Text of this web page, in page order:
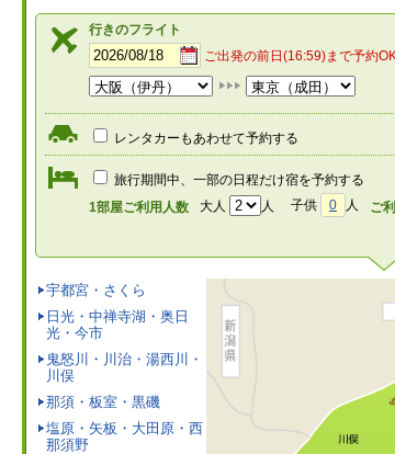
行きのフライト
ご出発の前日(16:59)まで予約OK
レンタカーもあわせて予約する
旅行期間中、一部の日程だけ宿を予約する
1部屋ご利用人数
大人 人 子供 0 人 ご
宇都宮・さくら
日光・中禅寺湖・奥日
光・今市
鬼怒川・川治・湯西川・
川俣
那須・板室・黒磯
塩原・矢板・大田原・西
那須野